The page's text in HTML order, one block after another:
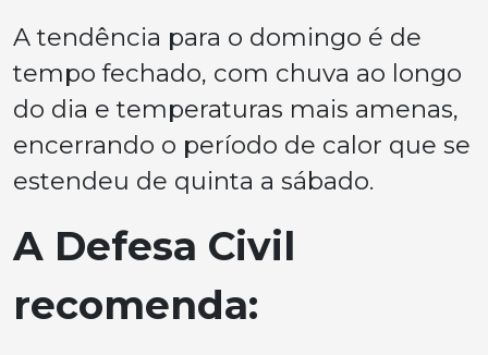
A tendência para o domingo é de
tempo fechado, com chuva ao longo
do dia e temperaturas mais amenas,
encerrando o período de calor que se
estendeu de quinta a sábado.
A Defesa Civil
recomenda: